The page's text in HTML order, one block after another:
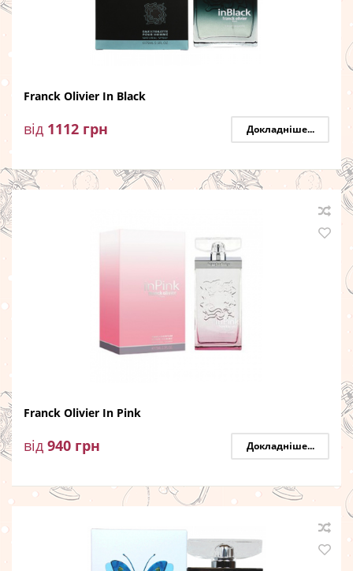
Franck Olivier In Black
від 1112 грн Докладніше...
Franck Olivier In Pink
від 940 грн Докладніше...